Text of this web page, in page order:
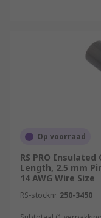
Op voorraad
RS PRO
Length, 2.5 mm
14 AWG Wire Size
RS-stocknr. 250-3450